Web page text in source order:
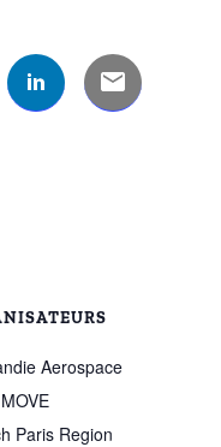
Aerospace
Paris Region